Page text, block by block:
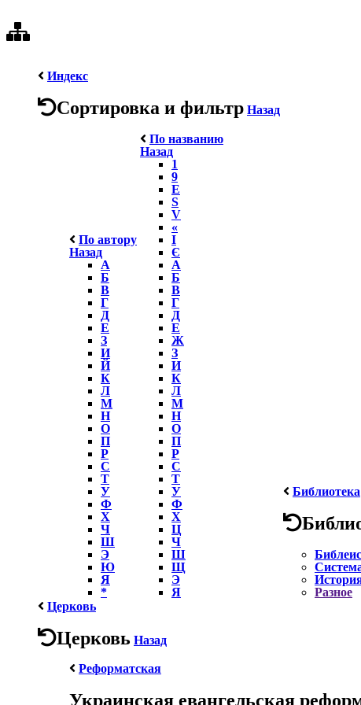
Индекс
Сортировка и фильтр Назад
По автору
Назад
А
Б
В
Г
Д
Е
З
И
Й
К
Л
М
Н
О
П
Р
С
Т
У
Ф
Х
Ч
Ш
Э
Ю
Я
*
По названию
Назад
1
9
E
S
V
«
І
Є
А
Б
В
Г
Д
Е
Ж
З
И
К
Л
М
Н
О
П
Р
С
Т
У
Ф
Х
Ц
Ч
Ш
Щ
Э
Я
Библиотека
Разное
Церковь
Церковь Назад
Реформатская
Украинская евангельская